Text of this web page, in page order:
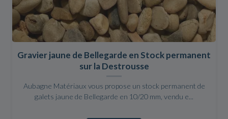
Gravier jaune de Bellegarde en Stock permanent
sur la Destrousse
Aubagne Matériaux vous propose un stock permanent de
galets jaune de Bellegarde en 10/20 mm, vendu e...